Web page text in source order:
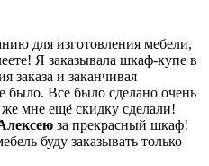
для изготовления мебели,
Я заказывала шкаф-купе в
заказа и заканчивая
Все было сделано очень
мне ещё скидку сделали!
за прекрасный шкаф!
буду заказывать только